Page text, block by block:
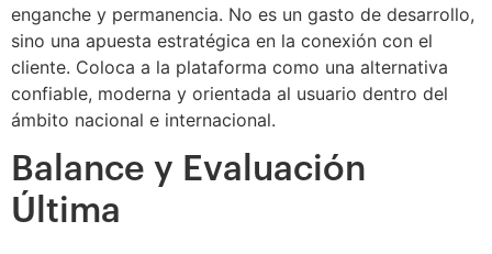
enganche y permanencia. No es un gasto de desarrollo,
sino una apuesta estratégica en la conexión con el
cliente. Coloca a la plataforma como una alternativa
confiable, moderna y orientada al usuario dentro del
ámbito nacional e internacional.
Balance y Evaluación
Última